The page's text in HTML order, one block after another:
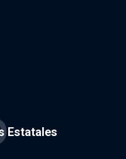
Estatales